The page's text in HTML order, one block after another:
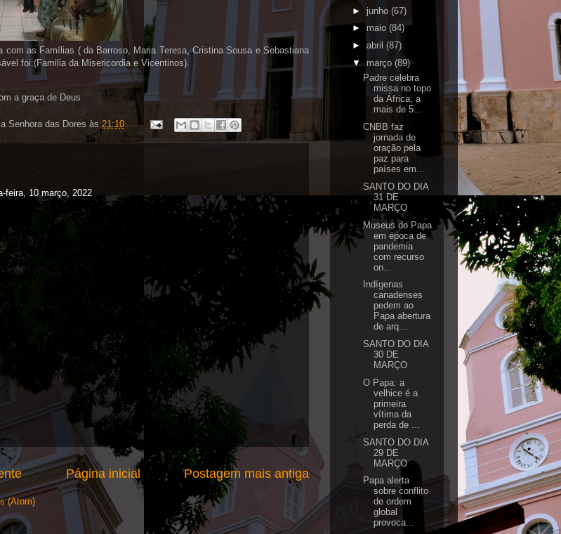
com as Famílias ( da Barroso, Maria Teresa, Cristina Sousa e Sebastiana
foi:(Familia da Misericordia e Vicentinos).
a graça de Deus
Senhora das Dores às 21:10
feira, 10 março, 2022
Postagem mais antiga
Página inicial
(Atom)
► junho (67)
►maio (84)
► abril (87)
▼ março (89)
Padre celebra
missa no topo
da África, a
mais de 5...
CNBB faz
jornada de
oração pela
paz para
países em...
SANTO DO DIA
31 DE
MARÇO
Museus do Papa
em época de
pandemia
com recurso
on...
Indígenas
canadenses
pedem ao
Papa abertura
de arq...
SANTO DO DIA
30 DE
MARÇO
O Papa: a
velhice é a
primeira
vítima da
perda de ...
SANTO DO DIA
29 DE
MARÇO
Papa alerta
sobre conflito
de ordem
global
provoca...